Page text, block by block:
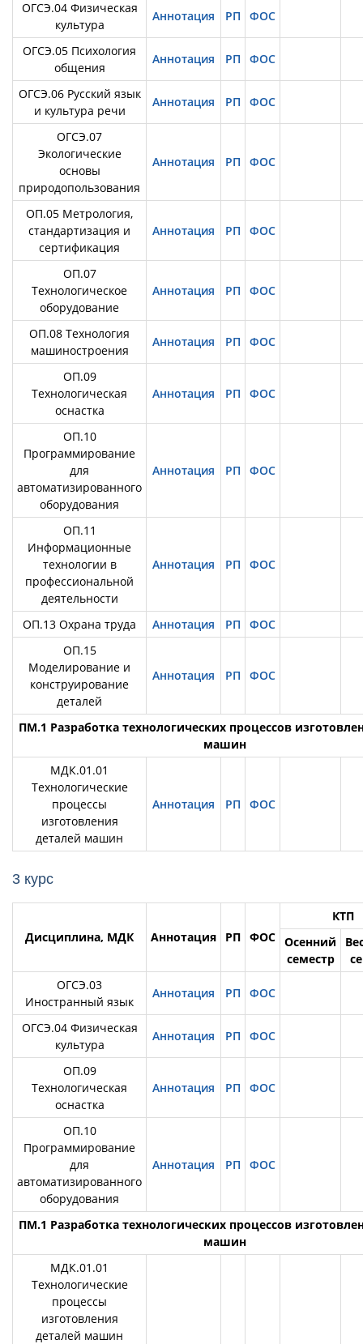
ОГСЭ.04 Физическая
культура
Аннотация РП ФОС
ОГСЭ.05 Психология
общения
Аннотация РП ФОС
ОГСЭ.06 Русский язык
и культура речи
Аннотация РП ФОС
ОГСЭ.07
Экологические
основы
природопользования
Аннотация РП ФОС
ОП.05 Метрология,
стандартизация и
сертификация
Аннотация РП ФОС
ОП.07
Технологическое
оборудование
Аннотация РП ФОС
ОП.08 Технология
машиностроения
Аннотация РП ФОС
ОП.09
Технологическая
оснастка
Аннотация РП ФОС
ОП.10
Программирование
для
автоматизированного
оборудования
Аннотация РП ФОС
ОП.11
Информационные
технологии в
профессиональной
деятельности
Аннотация РП ФОС
ОП.13 Охрана труда Аннотация РП
ФОС
ОП.15
Моделирование и
конструирование
деталей
Аннотация РП ФОС
ПМ.1 Разработка технологических процессов
машин
МДК.01.01
Технологические
процессы
изготовления
деталей машин
Аннотация РП ФОС
3 курс
Дисциплина, МДК Аннотация РП ФОС
КТП
Осенний
семестр
ОГСЭ.03
Иностранный язык
Аннотация РП ФОС
ОГСЭ.04 Физическая
культура
Аннотация РП ФОС
ОП.09
Технологическая
оснастка
Аннотация РП ФОС
ОП.10
Программирование
для
автоматизированного
оборудования
Аннотация РП ФОС
ПМ.1 Разработка технологических процессов
машин
МДК.01.01
Технологические
процессы
изготовления
деталей машин